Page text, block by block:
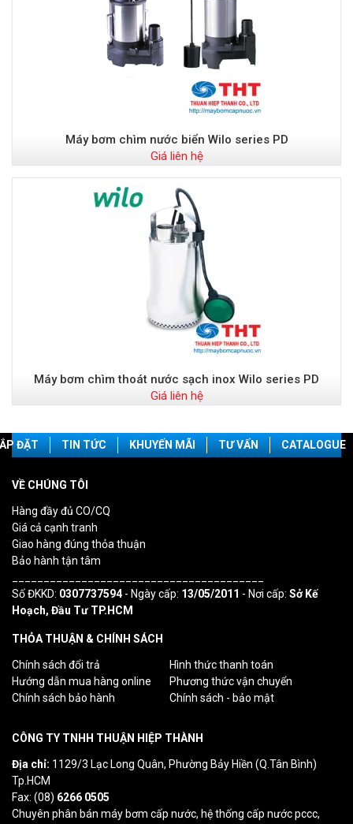
Máy bơm chìm nước biển Wilo series PD
Giá liên hệ
Máy bơm chìm thoát nước sạch inox Wilo series PD
Giá liên hệ
ĐẶT TIN TỨC KHUYẾN MÃI TƯ VẤN CATALOGUE
VỀ CHÚNG TÔI
Hàng đầy đủ CO/CQ
Giá cả cạnh tranh
Giao hàng đúng thỏa thuận
Bảo hành tận tâm
Số ĐKKD: 0307737594- Ngày cấp: 13/05/2011 - Nơi cấp: Sở Kế
Hoạch, Đầu Tư TP.HCM
THỎA THUẬN & CHÍNH SÁCH
Chính sách đổi trả
Hình thức thanh toán
Hướng dẫn mua hàng online
Phương thức vận chuyển
Chính sách bảo hành
Chính sách - bảo mật
CÔNG TY TNHH THUẬN HIỆP THÀNH
Địa chỉ: 1129/3 Lạc Long Quân, Phường Bảy Hiền (Q.Tân Bình)
Tp.HCM
Fax: (08) 6266 0505
Chuyên phân bán máy bơm cấp nước, hệ thống cấp nước pccc,